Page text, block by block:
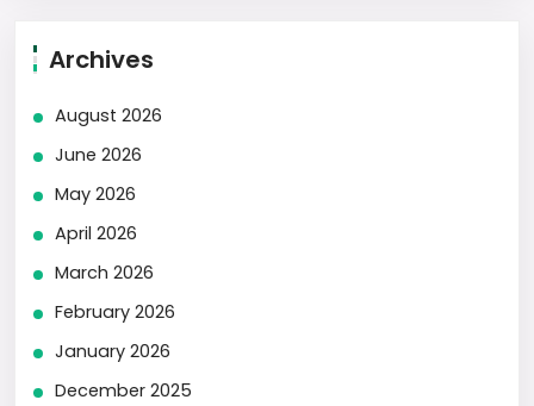
Archives
August 2026
June 2026
May 2026
April 2026
March 2026
February 2026
January 2026
December 2025